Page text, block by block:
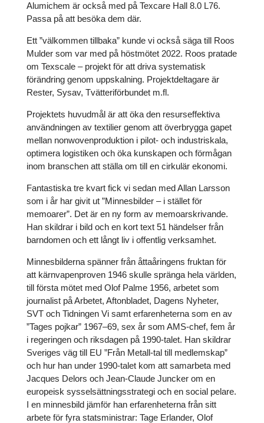
Alumichem är också med på Texcare Hall 8.0 L76.
Passa på att besöka dem där.
Ett ”välkommen tillbaka” kunde vi också säga till Roos
Mulder som var med på höstmötet 2022. Roos pratade
om Texscale – projekt för att driva systematisk
förändring genom uppskalning. Projektdeltagare är
Rester, Sysav, Tvätteriförbundet m.fl.
Projektets huvudmål är att öka den resurseffektiva
användningen av textilier genom att överbrygga gapet
mellan nonwovenproduktion i pilot- och industriskala,
optimera logistiken och öka kunskapen och förmågan
inom branschen att ställa om till en cirkulär ekonomi.
Fantastiska tre kvart fick vi sedan med Allan Larsson
som i år har givit ut ”Minnesbilder – i stället för
memoarer”. Det är en ny form av memoarskrivande.
Han skildrar i bild och en kort text 51 händelser från
barndomen och ett långt liv i offentlig verksamhet.
Minnesbilderna spänner från åttaåringens fruktan för
att kärnvapenproven 1946 skulle spränga hela världen,
till första mötet med Olof Palme 1956, arbetet som
journalist på Arbetet, Aftonbladet, Dagens Nyheter,
SVT och Tidningen Vi samt erfarenheterna som en av
”Tages pojkar” 1967–69, sex år som AMS-chef, fem år
i regeringen och riksdagen på 1990-talet. Han skildrar
Sveriges väg till EU ”Från Metall-tal till medlemskap”
och hur han under 1990-talet kom att samarbeta med
Jacques Delors och Jean-Claude Juncker om en
europeisk sysselsättningsstrategi och en social pelare.
I en minnesbild jämför han erfarenheterna från sitt
arbete för fyra statsministrar: Tage Erlander, Olof